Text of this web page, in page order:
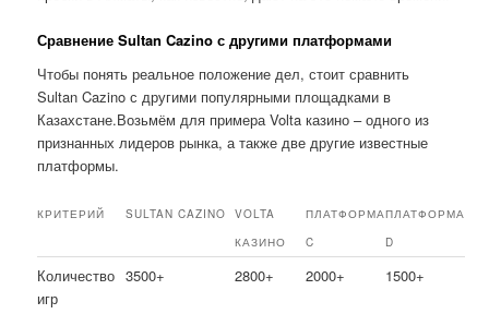
Сравнение Sultan Cazino с другими платформами
Чтобы понять реальное положение дел, стоит сравнить
Sultan Cazino с другими популярными площадками в
Казахстане.Возьмём для примера Volta казино – одного из
признанных лидеров рынка, а также две другие известные
платформы.
КРИТЕРИЙ SULTAN CAZINO
VOLTA
КАЗИНО
ПЛАТФОРМА
C
ПЛАТФОРМА
D
Количество
игр
3500+ 2800+ 2000+ 1500+